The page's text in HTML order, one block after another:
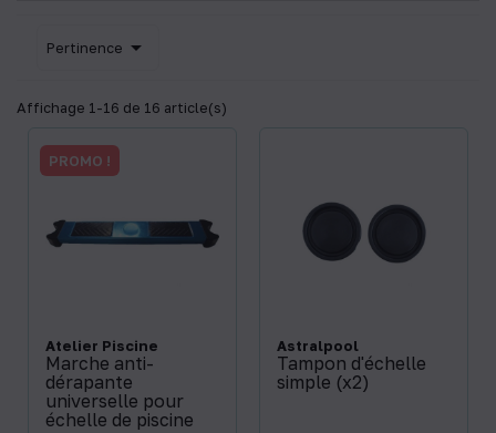
Pertinence 
Affichage 1-16 de 16 article(s)
Atelier Piscine
Marche anti-
dérapante
universelle pour
échelle de piscine
PROMO !
Astralpool
Tampon d'échelle
simple (x2)